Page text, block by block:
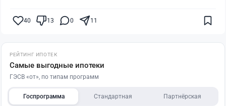
40 13 0 11
РЕЙТИНГ ИПОТЕК
Самые выгодные ипотеки
ГЭСВ «от», по типам программ
Госпрограмма Стандартная Партнёрская